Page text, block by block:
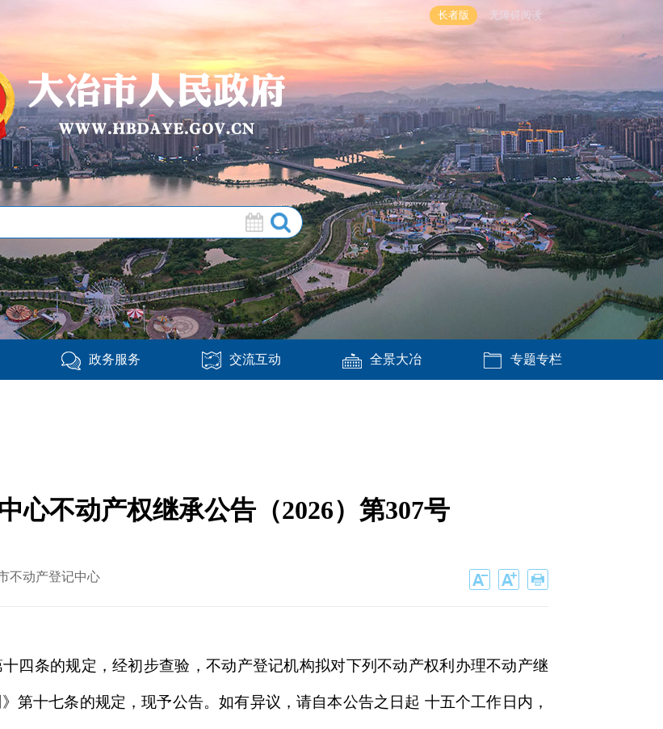
长者版 无障碍阅读
政务服务 交流互动 全景大冶 专题专栏
心不动产权继承公告（2026）第307号
不动产登记中心
四条的规定，经初步查验，不动产登记机构拟对下列不动产权利办理不动产继
第十七条的规定，现予公告。如有异议，请自本公告之日起 十五个工作日内，